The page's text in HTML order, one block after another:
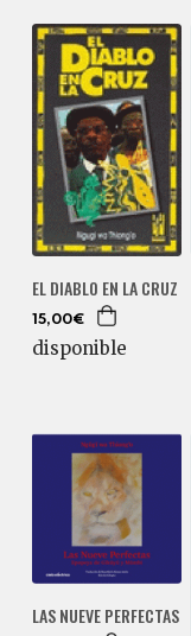
EL DIABLO EN LA CRUZ
15,00€
disponible
LAS NUEVE PERFECTAS